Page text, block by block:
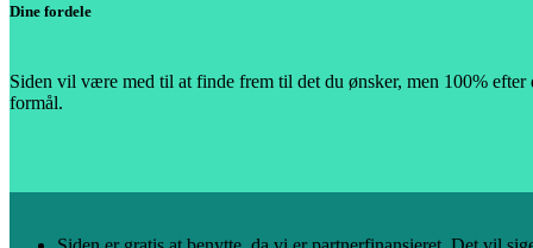
Dine fordele
Siden vil være med til at finde frem til det du ønsker, men 100%
formål.